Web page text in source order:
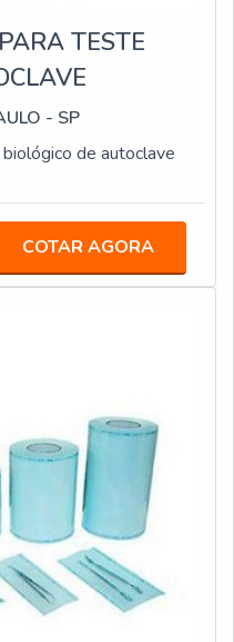
TESTE
- SP
de autoclave
COTAR AGORA